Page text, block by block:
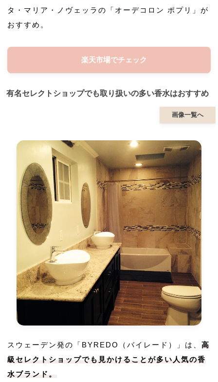
タ・マリア・ノヴェッラの「オーデコロン ポプリ」が
おすすめ。
楽天市場でチェック
有名セレクトショップでも取り扱いの多い香水はおすすめ
画像一覧へ
スウェーデン発の「BYREDO（バイレード）」は、 高
級セレクトショップでも見かけることが多い人気の香
水ブランド。